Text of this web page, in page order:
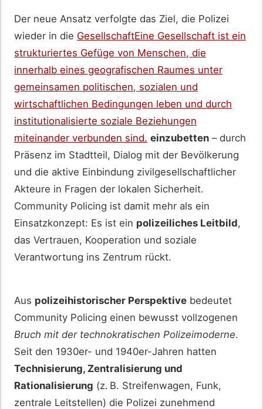
Der neue Ansatz verfolgte das Ziel, die Polizei
wieder in die GesellschaftEine Gesellschaft ist ein
strukturiertes Gefüge von Menschen, die
innerhalb eines geografischen Raumes unter
gemeinsamen politischen, sozialen und
wirtschaftlichen Bedingungen leben und durch
institutionalisierte soziale Beziehungen
miteinander verbunden sind. einzubetten – durch
Präsenz im Stadtteil, Dialog mit der Bevölkerung
und die aktive Einbindung zivilgesellschaftlicher
Akteure in Fragen der lokalen Sicherheit.
Community Policing ist damit mehr als ein
Einsatzkonzept: Es ist ein polizeiliches Leitbild,
das Vertrauen, Kooperation und soziale
Verantwortung ins Zentrum rückt.
Aus polizeihistorischer Perspektive bedeutet
Community Policing einen bewusst vollzogenen
Bruch mit der technokratischen Polizeimoderne.
Seit den 1930er- und 1940er-Jahren hatten
Technisierung, Zentralisierung und
Rationalisierung (z. B. Streifenwagen, Funk,
zentrale Leitstellen) die Polizei zunehmend